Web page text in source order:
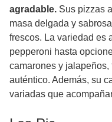
agradable. Sus pizzas
masa delgada y
frescos. La variedad es
pepperoni hasta
camarones y
auténtico. Además, su
variadas que